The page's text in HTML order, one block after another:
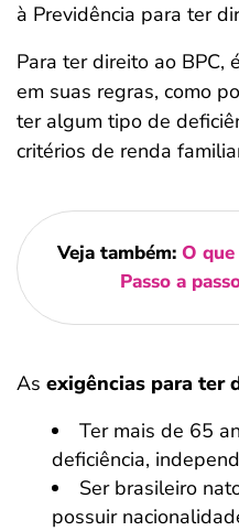
à Previdência para ter
Para ter direito ao BPC,
em suas regras, como
ter algum tipo de
critérios de renda
Veja também: O
Passo a
As exigências para ter
Ter mais de 65
deficiência,
Ser brasileiro
possuir